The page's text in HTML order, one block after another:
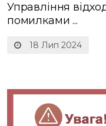
18 Лип 2024
Управління
помилками ...